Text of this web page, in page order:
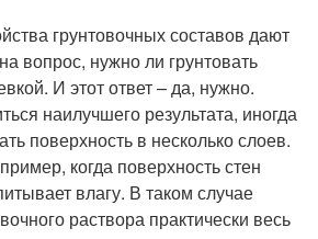
грунтовочных составов дают
вопрос, нужно ли грунтовать
И этот ответ – да, нужно.
наилучшего результата, иногда
поверхность в несколько слоев.
когда поверхность стен
влагу. В таком случае
раствора практически весь